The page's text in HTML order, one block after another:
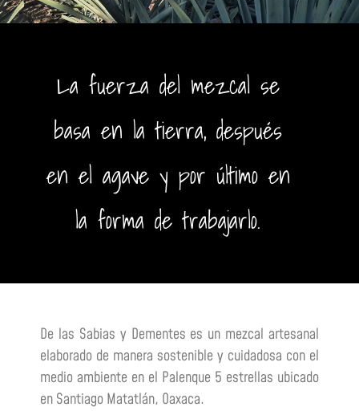
La fuerza del mezcal se
basa en la tierra, después
en el agave y por último en
la forma de trabajarlo.
De las Sabias y Dementes es un mezcal artesanal
elaborado de manera sostenible y cuidadosa con el
medio ambiente en el Palenque 5 estrellas ubicado
en Santiago Matatlán, Oaxaca.